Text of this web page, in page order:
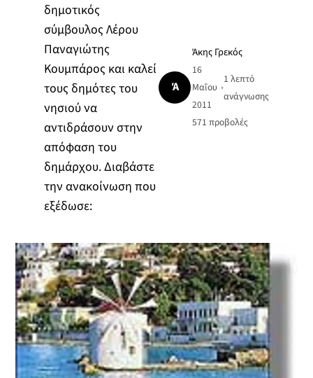
δημοτικός
σύμβουλος Λέρου
Παναγιώτης
Κουμπάρος και καλεί
τους δημότες του
νησιού να
αντιδράσουν στην
απόφαση του
δημάρχου. Διαβάστε
την ανακοίνωση που
εξέδωσε:
Ά
Άκης Γρεκός
16
Μαΐου
2011
•
1 λεπτό
ανάγνωσης
571 προβολές